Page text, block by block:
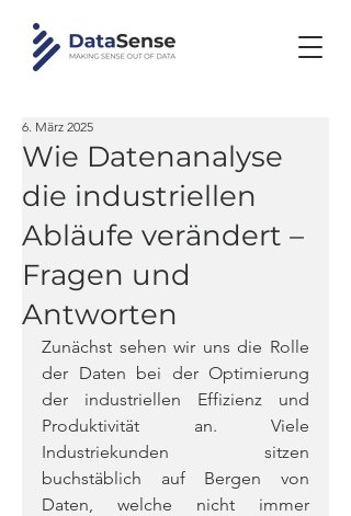
Wie Datenanalyse
die industriellen
Abläufe verändert –
Fragen und
Antworten
6. März 2025
Zunächst sehen wir uns die Rolle
der Daten bei der Optimierung
der industriellen Effizienz und
Produktivität an. Viele
Industriekunden sitzen
buchstäblich auf Bergen von
Daten, welche nicht immer